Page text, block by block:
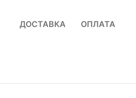
ДОСТАВКА ОПЛАТА